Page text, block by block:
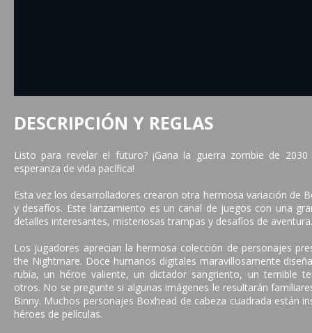
DESCRIPCIÓN Y REGLAS
Listo para revelar el futuro? ¡Gana la guerra zombie de
esperanza de vida pacífica!
Esta vez los desarrolladores crearon otra hermosa variación de
y desafíos. Este lanzamiento es un canal de juegos con una
detalles interesantes, misteriosas trampas y desafíos de aventura.
Los jugadores aprecian la hermosa colección de personajes
the Nightmare. Doce humanos digitales maravillosamente
rubia, un héroe valiente, un dictador sangriento, un temible
otros. No se pregunte si algunas imágenes le resultarán
Binny. Muchos personajes Boxhead de cabeza cuadrada están
héroes de películas.